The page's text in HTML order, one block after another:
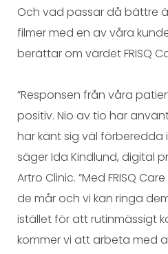
Och vad passar då bättre
filmer med en av våra
berättar om värdet FRISQ
”Responsen från våra
positiv. Nio av tio har
har känt sig väl förberedda
säger Ida Kindlund, digital
Artro Clinic. ”Med FRISQ
de mår och vi kan ringa
istället för att rutinmässigt
kommer vi att arbeta med